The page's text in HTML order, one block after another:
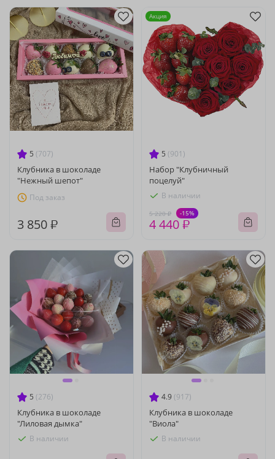
5 (707)
Клубника в шоколаде
"Нежный шепот"
Под заказ
3 850 ₽
5 (901)
Набор "Клубничный
поцелуй"
В наличии
5 220 ₽ -15%
4 440 ₽
Акция
5 (276)
Клубника в шоколаде
"Лиловая дымка"
В наличии
4.9 (917)
Клубника в шоколаде
"Виола"
В наличии